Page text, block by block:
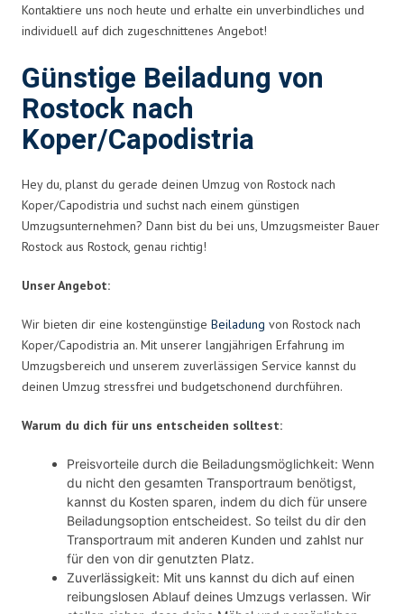
Kontaktiere uns noch heute und erhalte ein unverbindliches und
individuell auf dich zugeschnittenes Angebot!
Günstige Beiladung von
Rostock nach
Koper/Capodistria
Hey du, planst du gerade deinen Umzug von Rostock nach
Koper/Capodistria und suchst nach einem günstigen
Umzugsunternehmen? Dann bist du bei uns, Umzugsmeister Bauer
Rostock aus Rostock, genau richtig!
Unser Angebot:
Wir bieten dir eine kostengünstige Beiladung von Rostock nach
Koper/Capodistria an. Mit unserer langjährigen Erfahrung im
Umzugsbereich und unserem zuverlässigen Service kannst du
deinen Umzug stressfrei und budgetschonend durchführen.
Warum du dich für uns entscheiden solltest:
Preisvorteile durch die Beiladungsmöglichkeit: Wenn
du nicht den gesamten Transportraum benötigst,
kannst du Kosten sparen, indem du dich für unsere
Beiladungsoption entscheidest. So teilst du dir den
Transportraum mit anderen Kunden und zahlst nur
für den von dir genutzten Platz.
Zuverlässigkeit: Mit uns kannst du dich auf einen
reibungslosen Ablauf deines Umzugs verlassen. Wir